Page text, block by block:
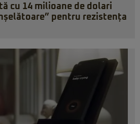
cu 14 milioane de dolari
pentru rezistența